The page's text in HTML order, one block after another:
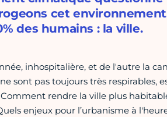
cet
des humains : la ville.
inhospitalière, et de l'autre la
sont pas toujours très respirables,
rendre la ville plus
enjeux pour l’urbanisme à